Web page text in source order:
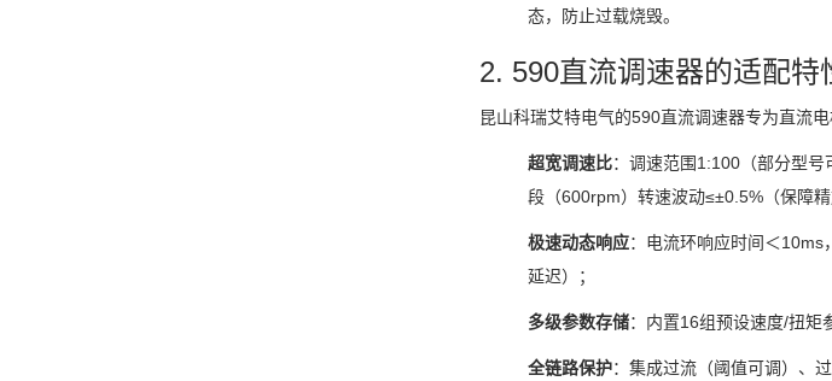
态，防止过载烧毁。
2. 590直流调速器的适配特
昆山科瑞艾特电气的590直流调速器专为直流
超宽调速比：调速范围1:100（部分型号
段（600rpm）转速波动≤±0.5%（保障精
极速动态响应：电流环响应时间＜10ms
延迟）；
多级参数存储：内置16组预设速度/扭矩
全链路保护：集成过流（阈值可调）、